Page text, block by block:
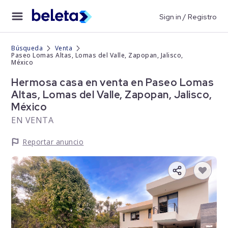
Sign in / Registro
Búsqueda
Venta
Paseo Lomas Altas, Lomas del Valle, Zapopan, Jalisco,
México
Hermosa casa en venta en Paseo Lomas
Altas, Lomas del Valle, Zapopan, Jalisco,
México
EN VENTA
Reportar anuncio